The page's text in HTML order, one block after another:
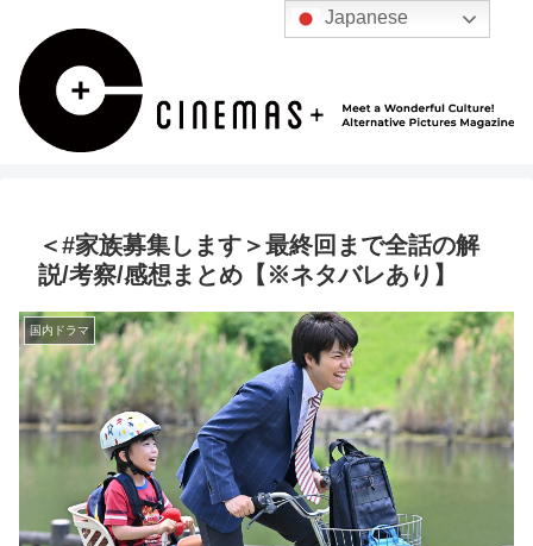
＜#家族募集します＞最終回まで全話の解
説/考察/感想まとめ【※ネタバレあり】
国内ドラマ
Japanese